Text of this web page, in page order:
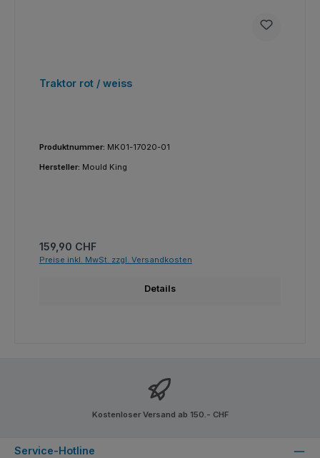
Traktor rot / weiss
Produktnummer: MK01-17020-01
Hersteller: Mould King
Regulärer Preis:
159,90 CHF
Preise inkl. MwSt. zzgl. Versandkosten
Details
Kostenloser Versand ab 150.- CHF
Service-Hotline